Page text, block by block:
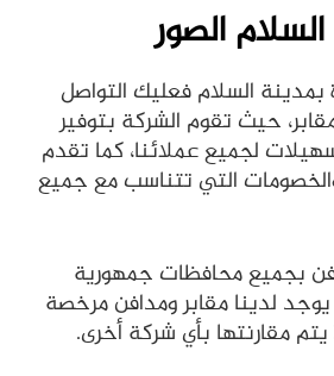
الصور
بمدينة السلام فعليك التواصل
حيث تقوم الشركة بتوفير
لجميع عملائنا، كما تقدم
التي تتناسب مع جميع
بجميع محافظات جمهورية
لدينا مقابر ومدافن مرخصة
مقارنتها بأي شركة أخرى.